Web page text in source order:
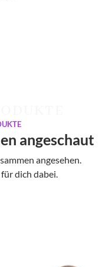
angeschaut
angesehen.
dich dabei.